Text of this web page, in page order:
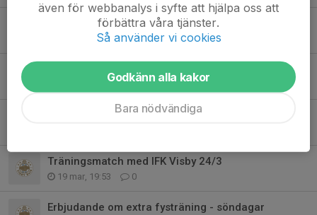
Träningstider vår, sommar & höst 2026
16 apr, 09:01 0
29 mar, 12:28 1
GFF spelarutbildning (F-2013)
Träningsmatch med IFK Visby 24/3
19 mar, 19:53 0
Erbjudande om extra fysträning - söndagar
även för webbanalys i syfte att hjälpa oss att
förbättra våra tjänster.
Så använder vi cookies
Godkänn alla kakor
Bara nödvändiga